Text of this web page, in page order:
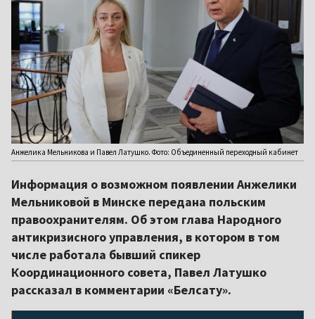
Анжелика Мельникова и Павел Латушко. Фото: Объединенный переходный кабинет
Информация о возможном появлении Анжелики
Мельниковой в Минске передана польским
правоохранителям. Об этом глава Народного
антикризисного управления, в котором в том
числе работала бывший спикер
Координационного совета, Павел Латушко
рассказал в комментарии «Белсату».